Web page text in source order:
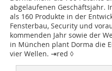
abgelaufenen Geschäftsjahr.
als 160 Produkte in der
Fensterbau, Security und
kommenden Jahr sowie der
in München plant Dorma die
vier Wellen. ⇥red ◊